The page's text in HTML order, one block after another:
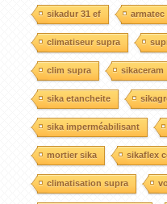
sikadur 31 ef armatec
climatiseur supra
clim supra sikaceram
sika etancheite
sika imperméabilisant
mortier sika sikaflex
climatisation supra